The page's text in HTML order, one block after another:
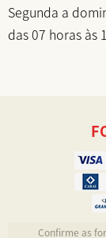
Segunda a
das 07 horas às
Confirme as